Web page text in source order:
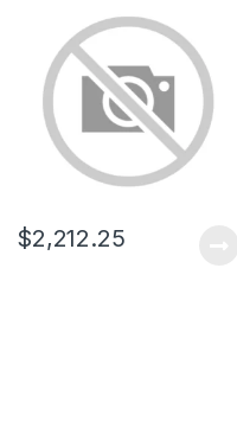
apagadores
multilocación. Usar en 3
vías o escalera. Color
blanco.
$2,212.25